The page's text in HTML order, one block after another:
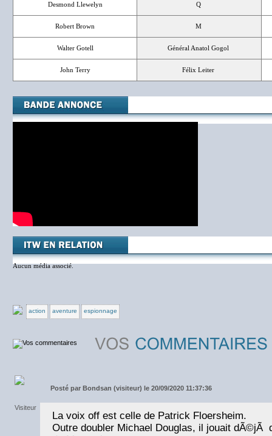
Desmond Llewelyn Q
Robert Brown M
Walter Gotell Général Anatol Gogol
John Terry Félix Leiter
Aucun média associé.
action aventure espionnage
Posté par Bondsan (visiteur) le 20/09/2020 11:37:36
La voix off est celle de Patrick Floersheim.
Outre doubler Michael Douglas, il jouait dÃ©jÃ